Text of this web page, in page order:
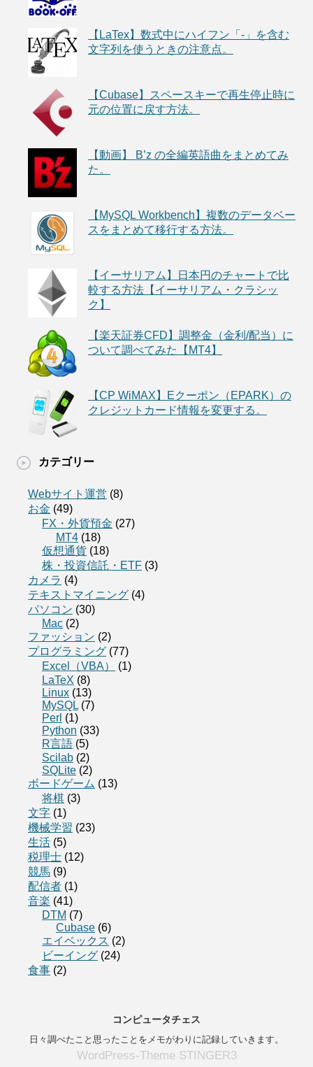
【LaTex】数式中にハイフン「-」を含む
文字列を使うときの注意点。
【Cubase】スペースキーで再生停止時に
元の位置に戻す方法。
【動画】 B’z の全編英語曲をまとめてみ
た。
【MySQL Workbench】複数のデータベー
スをまとめて移行する方法。
【イーサリアム】日本円のチャートで比
較する方法【イーサリアム・クラシッ
ク】
【楽天証券CFD】調整金（金利/配当）に
ついて調べてみた【MT4】
【CP WiMAX】Eクーポン（EPARK）の
クレジットカード情報を変更する。
カテゴリー
Webサイト運営 (8)
お金 (49)
FX・外貨預金 (27)
MT4 (18)
仮想通貨 (18)
株・投資信託・ETF (3)
カメラ (4)
テキストマイニング (4)
パソコン (30)
Mac (2)
ファッション (2)
プログラミング (77)
Excel（VBA）
(1)
LaTeX (8)
Linux (13)
MySQL (7)
Perl (1)
Python (33)
R言語 (5)
Scilab (2)
SQLite (2)
ボードゲーム (13)
将棋 (3)
文字 (1)
機械学習 (23)
生活 (5)
税理士 (12)
競馬 (9)
配信者 (1)
音楽 (41)
DTM (7)
Cubase (6)
エイベックス (2)
ビーイング (24)
食事 (2)
コンピュータチェス
日々調べたこと思ったことをメモがわりに記録していきます。
WordPress-Theme STINGER3